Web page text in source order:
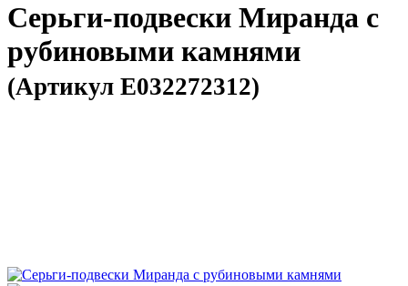
Серьги-подвески Миранда с
рубиновыми камнями
(Артикул E032272312)